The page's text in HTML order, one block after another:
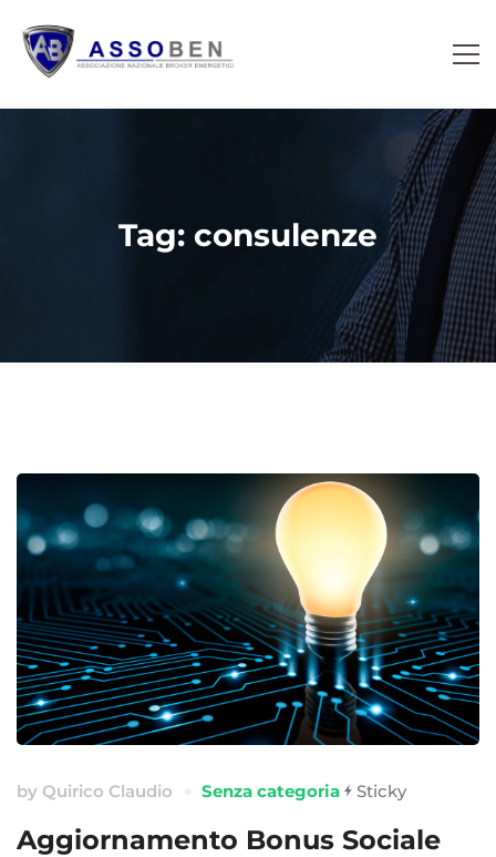
Tag: consulenze
by Quirico Claudio Senza categoria Sticky
Aggiornamento Bonus Sociale